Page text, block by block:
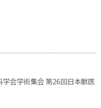
会学術集会 第26回日本獣医